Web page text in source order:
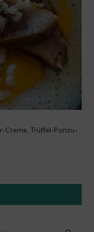
Creme, Trüffel-Ponzu-